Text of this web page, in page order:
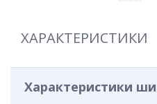
ХАРАКТЕРИСТИКИ
Характеристики